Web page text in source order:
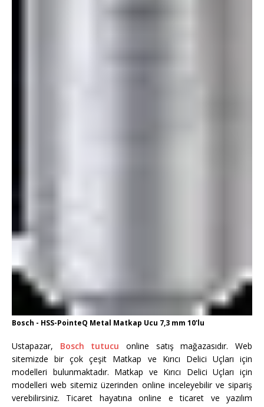
Bosch - HSS-PointeQ Metal Matkap Ucu 7,3 mm 10'lu
Ustapazar, Bosch tutucu online satış mağazasıdır. Web
sitemizde bir çok çeşit Matkap ve Kırıcı Delici Uçları için
modelleri bulunmaktadır. Matkap ve Kırıcı Delici Uçları için
modelleri web sitemiz üzerinden online inceleyebilir ve sipariş
verebilirsiniz. Ticaret hayatına online e ticaret ve yazılım